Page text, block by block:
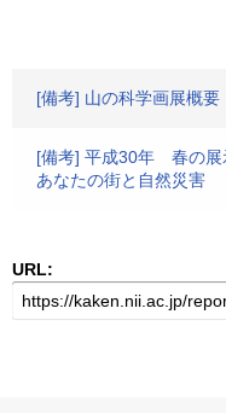
[備考] 山の科学画展概要
[備考] 平成30年 春の展
あなたの街と自然災害
URL: